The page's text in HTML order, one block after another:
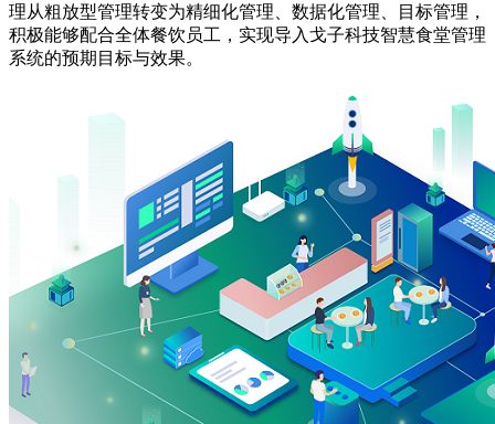
理从粗放型管理转变为精细化管理、数据化管理、目标管理，
积极能够配合全体餐饮员工，实现导入戈子科技智慧食堂管理
系统的预期目标与效果。